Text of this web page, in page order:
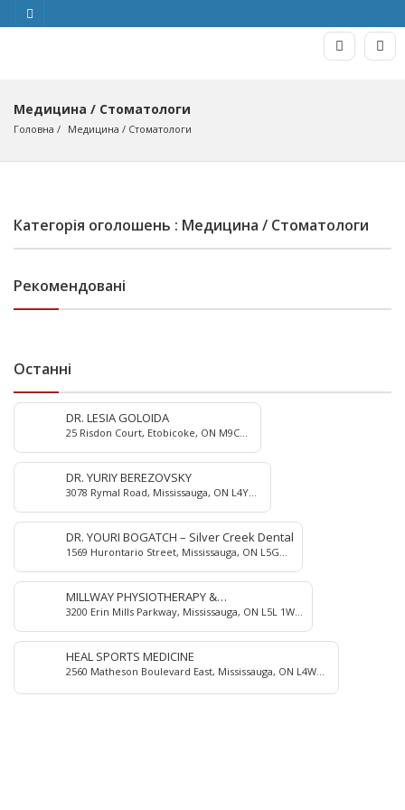
Медицина / Стоматологи
Головна Медицина / Стоматологи
Категорія оголошень : Медицина / Стоматологи
Рекомендовані
Останні
DR. LESIA GOLOIDA
25 Risdon Court, Etobicoke, ON M9C
DR. YURIY BEREZOVSKY
3078 Rymal Road, Mississauga, ON L4Y
DR. YOURI BOGATCH – Silver Creek Dental
1569 Hurontario Street, Mississauga, ON L5G
MILLWAY PHYSIOTHERAPY &
REHABILITATION CENTER
3200 Erin Mills Parkway, Mississauga, ON L5L 1W8,
HEAL SPORTS MEDICINE
2560 Matheson Boulevard East, Mississauga, ON L4W